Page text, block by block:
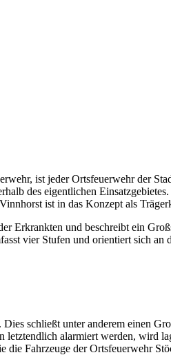
ist jeder Ortsfeuerwehr der
des eigentlichen
ist in das Konzept als
Erkrankten und beschreibt ein
vier Stufen und orientiert sich an
schließt unter anderem einen
letztendlich alarmiert werden, wird
Fahrzeuge der Ortsfeuerwehr